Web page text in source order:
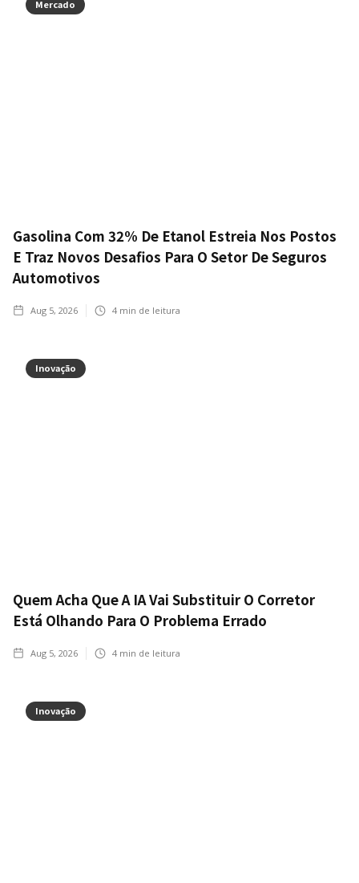
Mercado
Gasolina Com 32% De Etanol Estreia Nos Postos
E Traz Novos Desafios Para O Setor De Seguros
Automotivos
Aug 5, 2026 4 min de leitura
Inovação
Quem Acha Que A IA Vai Substituir O Corretor
Está Olhando Para O Problema Errado
Aug 5, 2026 4 min de leitura
Inovação